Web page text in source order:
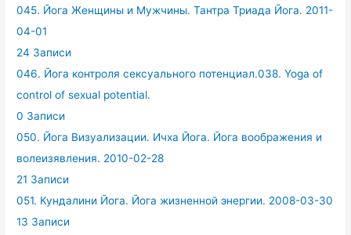
045. Йога Женщины и Мужчины. Тантра Триада Йога. 2011-
04-01
24 Записи
046. Йога контроля сексуального потенциал.038. Yoga of
control of sexual potential.
0 Записи
050. Йога Визуализации. Ичха Йога. Йога воображения и
волеизявления. 2010-02-28
21 Записи
051. Кундалини Йога. Йога жизненной энергии. 2008-03-30
13 Записи